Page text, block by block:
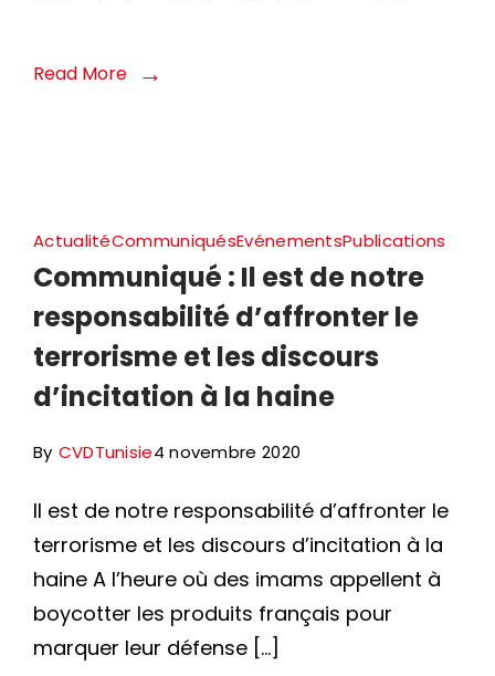
Read More
ActualitéCommuniquésEvénementsPublications
Communiqué : Il est de notre
responsabilité d’affronter le
terrorisme et les discours
d’incitation à la haine
By CVDTunisie4 novembre 2020
Il est de notre responsabilité d’affronter le
terrorisme et les discours d’incitation à la
haine A l’heure où des imams appellent à
boycotter les produits français pour
marquer leur défense […]